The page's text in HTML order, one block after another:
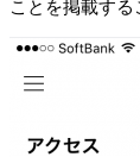
ことを掲載する